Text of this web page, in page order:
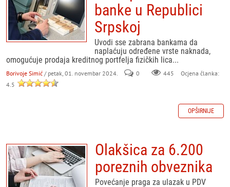
banke u Republici
Srpskoj
Uvodi sse zabrana bankama da
naplaćuju određene vrste naknada,
omogućuje prodaja kreditnog portfelja fizičkih lica...
Borivoje Simić / petak, 01. novembar 2024. 0 445
Ocjena članka:
4.5
OPŠIRNIJE
Olakšica za 6.200
poreznih obveznika
Povećanje praga za ulazak u PDV